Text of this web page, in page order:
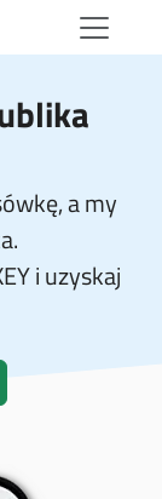
a my
i uzyskaj